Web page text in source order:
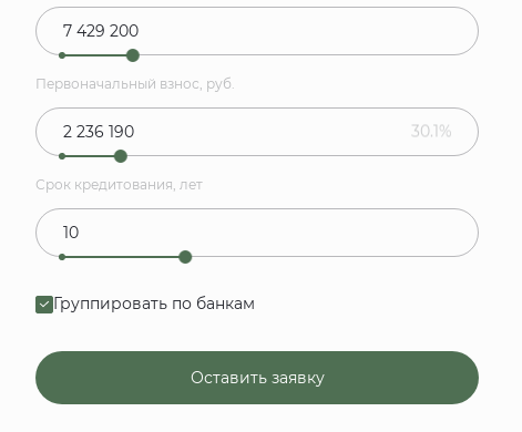
Первоначальный взнос, руб.
30.1%
Срок кредитования, лет
Группировать по банкам
Оставить заявку